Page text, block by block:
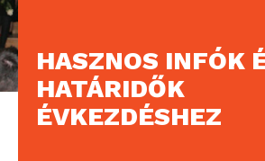
HASZNOS INFÓK
HATÁRIDŐK
ÉVKEZDÉSHEZ